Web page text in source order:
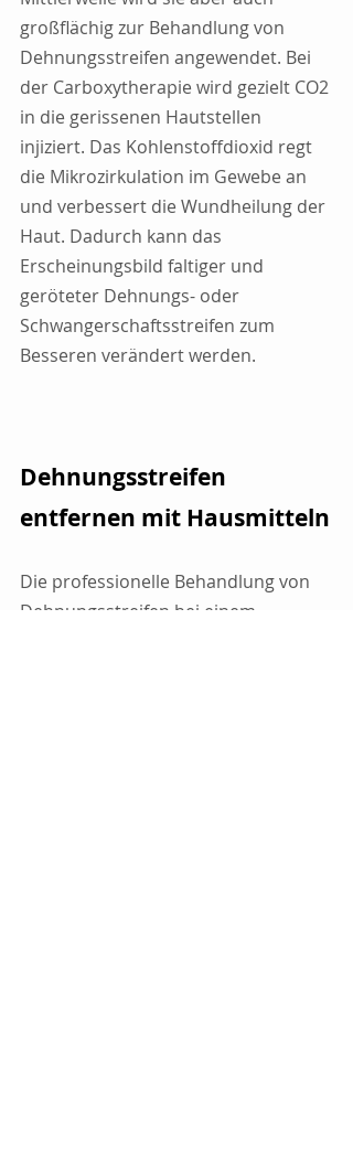
großflächig zur Behandlung von
Dehnungsstreifen angewendet. Bei
der Carboxytherapie wird gezielt CO2
in die gerissenen Hautstellen
injiziert. Das Kohlenstoffdioxid regt
die Mikrozirkulation im Gewebe an
und verbessert die Wundheilung der
Haut. Dadurch kann das
Erscheinungsbild faltiger und
geröteter Dehnungs- oder
Schwangerschaftsstreifen zum
Besseren verändert werden.
Dehnungsstreifen
entfernen mit Hausmitteln
Die professionelle Behandlung von
Dehnungsstreifen bei einem